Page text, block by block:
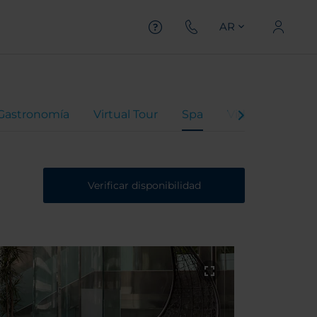
AR
Virtual Tour Spa Video del Hotel
Verificar disponibilidad